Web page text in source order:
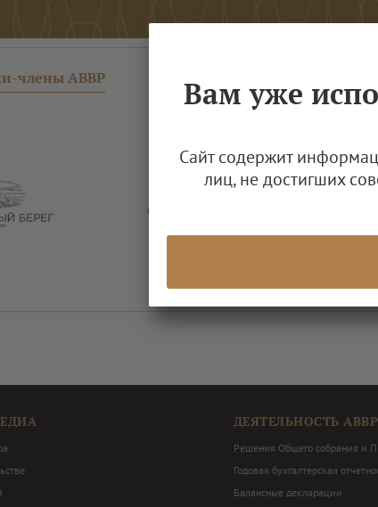
члены АВВР
ДЕЯТЕЛЬНОСТЬ АВВР
Решения Общего собрания и
Годовая бухгалтерская
Балансные декларации
Вам уже
Сайт содержит
лиц, не достигших